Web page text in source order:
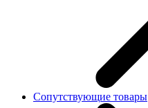
Сопутствующие товары